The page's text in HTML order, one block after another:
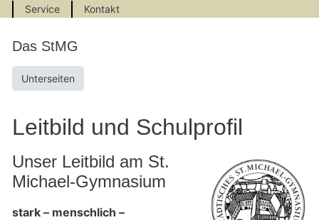
Service Kontakt
Das StMG
Unterseiten
Leitbild und Schulprofil
Unser Leitbild am St.
Michael-Gymnasium
stark – menschlich –